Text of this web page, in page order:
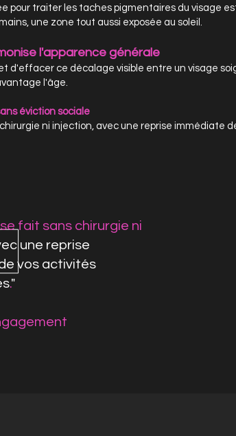
pour traiter les taches pigmentaires du visage
une zone tout aussi exposée au soleil.
l'apparence générale
d'effacer ce décalage visible entre un visage
l'âge.
éviction sociale
ni injection, avec une reprise immédiate
fait sans chirurgie ni
une reprise
vos activités
."